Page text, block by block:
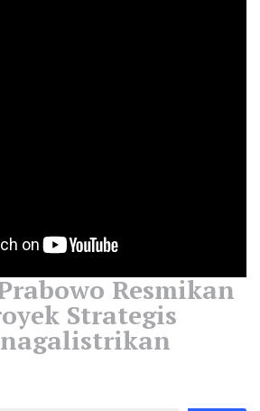
Resmikan
Strategis